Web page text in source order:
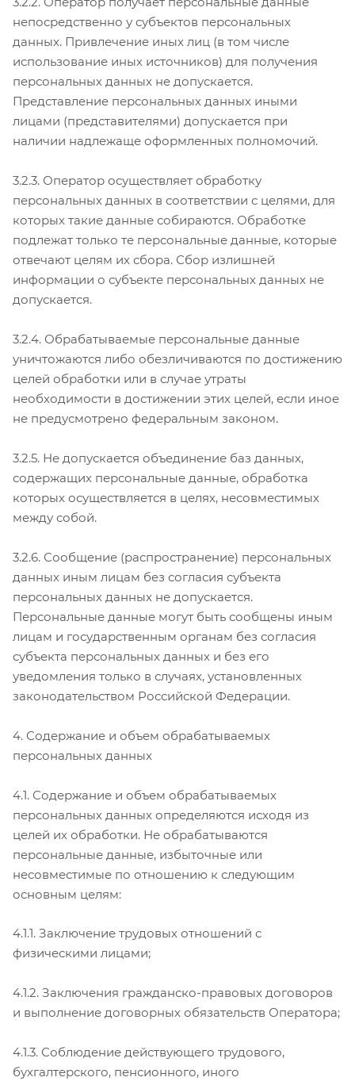
непосредственно у субъектов персональных
данных. Привлечение иных лиц (в том числе
использование иных источников) для получения
персональных данных не допускается.
Представление персональных данных иными
лицами (представителями) допускается при
наличии надлежаще оформленных полномочий.
3.2.3. Оператор осуществляет обработку
персональных данных в соответствии с целями, для
которых такие данные собираются. Обработке
подлежат только те персональные данные, которые
отвечают целям их сбора. Сбор излишней
информации о субъекте персональных данных не
допускается.
3.2.4. Обрабатываемые персональные данные
уничтожаются либо обезличиваются по достижению
целей обработки или в случае утраты
необходимости в достижении этих целей, если иное
не предусмотрено федеральным законом.
3.2.5. Не допускается объединение баз данных,
содержащих персональные данные, обработка
которых осуществляется в целях, несовместимых
между собой.
3.2.6. Сообщение (распространение) персональных
данных иным лицам без согласия субъекта
персональных данных не допускается.
Персональные данные могут быть сообщены иным
лицам и государственным органам без согласия
субъекта персональных данных и без его
уведомления только в случаях, установленных
законодательством Российской Федерации.
4. Содержание и объем обрабатываемых
персональных данных
4.1. Содержание и объем обрабатываемых
персональных данных определяются исходя из
целей их обработки. Не обрабатываются
персональные данные, избыточные или
несовместимые по отношению к следующим
основным целям:
4.1.1. Заключение трудовых отношений с
физическими лицами;
4.1.2. Заключения гражданско-правовых договоров
и выполнение договорных обязательств Оператора;
4.1.3. Соблюдение действующего трудового,
бухгалтерского, пенсионного, иного